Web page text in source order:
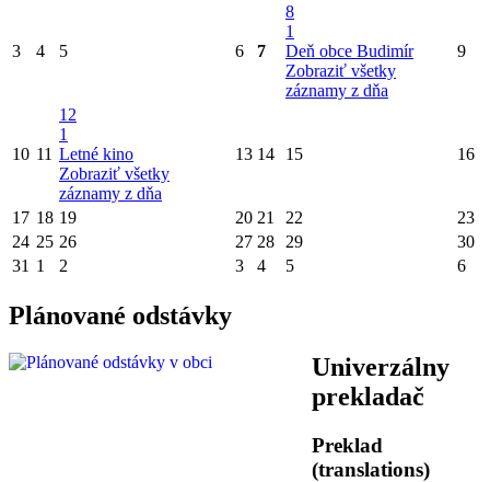
3 4 5 6 7
8
1
Deň obce Budimír
Zobraziť všetky
záznamy z dňa
9
10 11
12
1
Letné kino
Zobraziť všetky
záznamy z dňa
13 14 15 16
17 18 19 20 21 22
23
24 25 26 27 28 29
30
31 1 2 3 4 5 6
Plánované odstávky
Univerzálny
prekladač
Preklad
(translations)